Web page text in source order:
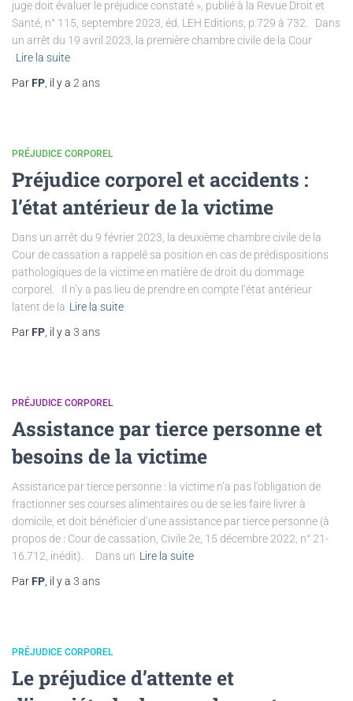
juge doit évaluer le préjudice constaté », publié à la Revue Droit et
Santé, n° 115, septembre 2023, éd. LEH Editions, p.729 à 732. Dans
un arrêt du 19 avril 2023, la première chambre civile de la Cour
Lire la suite
Par FP , il y a 2 ans
PRÉJUDICE CORPOREL
Préjudice corporel et accidents :
l’état antérieur de la victime
Dans un arrêt du 9 février 2023, la deuxième chambre civile de la
Cour de cassation a rappelé sa position en cas de prédispositions
pathologiques de la victime en matière de droit du dommage
corporel. Il n’y a pas lieu de prendre en compte l’état antérieur
latent de la Lire la suite
Par FP , il y a 3 ans
PRÉJUDICE CORPOREL
Assistance par tierce personne et
besoins de la victime
Assistance par tierce personne : la victime n’a pas l’obligation de
fractionner ses courses alimentaires ou de se les faire livrer à
domicile, et doit bénéficier d’une assistance par tierce personne (à
propos de : Cour de cassation, Civile 2e, 15 décembre 2022, n° 21-
16.712, inédit). Dans un Lire la suite
Par FP , il y a 3 ans
PRÉJUDICE CORPOREL
Le préjudice d’attente et